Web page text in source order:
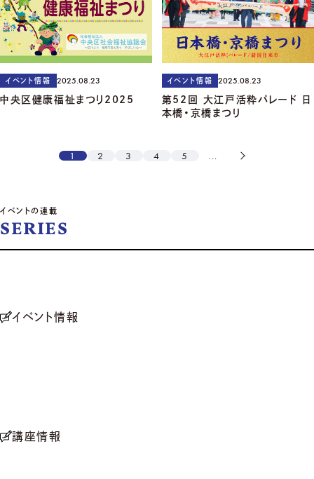
イベント情報 2025.08.23
中央区健康福祉まつり2025
イベント情報 2025.08.23
第52回 大江戸活粋パレード 日
本橋・京橋まつり
1 2 3 4 5 ...
イベントの連載
SERIES
イベント情報
講座情報